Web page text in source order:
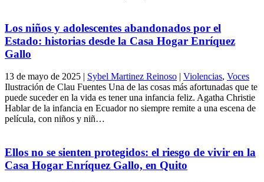
Los niños y adolescentes abandonados por el
Estado: historias desde la Casa Hogar Enríquez
Gallo
13 de mayo de 2025 | Sybel Martinez Reinoso | Violencias, Voces
Ilustración de Clau Fuentes Una de las cosas más afortunadas que te
puede suceder en la vida es tener una infancia feliz. Agatha Christie
Hablar de la infancia en Ecuador no siempre remite a una escena de
película, con niños y niñ…
Ellos no se sienten protegidos: el riesgo de vivir en la
Casa Hogar Enríquez Gallo, en Quito